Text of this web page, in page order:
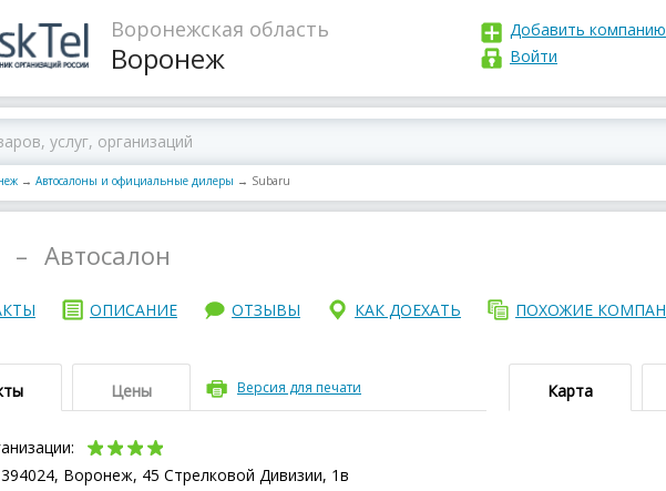
Воронежская область
Воронеж
Добавить компанию
Войти
→ Автосалоны и официальные дилеры → Subaru
– Автосалон
ОПИСАНИЕ ОТЗЫВЫ КАК ДОЕХАТЬ ПОХОЖИЕ
Цены Версия для печати
Воронеж, 45 Стрелковой Дивизии, 1в
Карта